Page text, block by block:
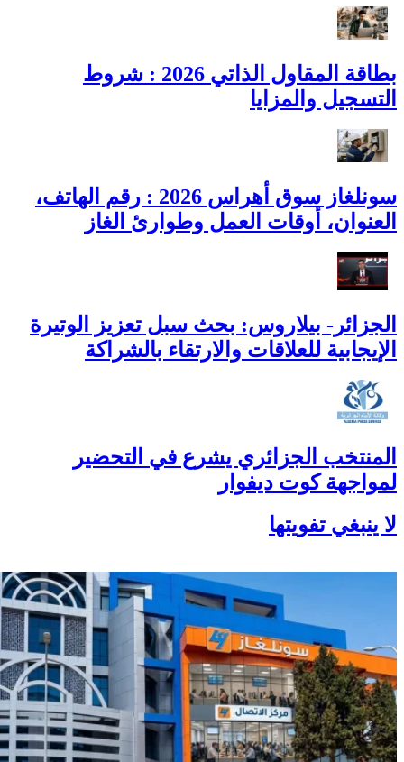
بطاقة المقاول الذاتي 2026 : شروط
التسجيل والمزايا
سونلغاز سوق أهراس 2026 : رقم الهاتف،
العنوان، أوقات العمل وطوارئ الغاز
الجزائر- بيلاروس: بحث سبل تعزيز الوتيرة
الإيجابية للعلاقات والارتقاء بالشراكة
المنتخب الجزائري يشرع في التحضير
لمواجهة كوت ديفوار
لا ينبغي تفويتها